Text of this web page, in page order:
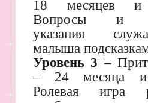
18 месяцев и
Вопросы и
указания
малыша
Уровень 3–
– 24 месяца и
Ролевая игра